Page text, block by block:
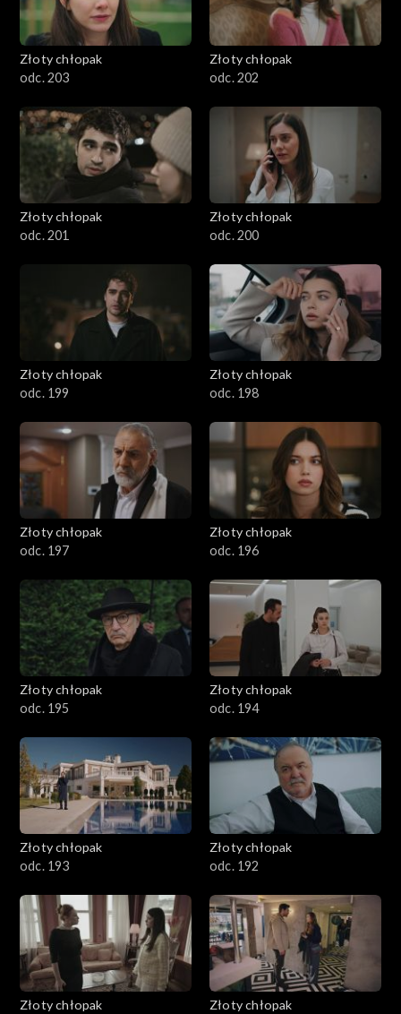
Złoty chłopak
odc. 203
Złoty chłopak
odc. 202
Złoty chłopak
odc. 201
Złoty chłopak
odc. 200
Złoty chłopak
odc. 199
Złoty chłopak
odc. 198
Złoty chłopak
odc. 197
Złoty chłopak
odc. 196
Złoty chłopak
odc. 195
Złoty chłopak
odc. 194
Złoty chłopak
odc. 193
Złoty chłopak
odc. 192
Złoty chłopak
Złoty chłopak